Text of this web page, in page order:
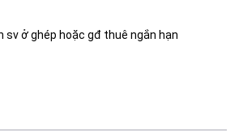
sv ở ghép hoặc gđ thuê ngắn hạn